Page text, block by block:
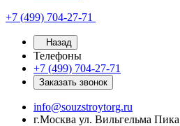
+7 (499) 704-27-71
Назад
Телефоны
+7 (499) 704-27-71
Заказать звонок
info@souzstroytorg.ru
г.Москва ул. Вильгельма